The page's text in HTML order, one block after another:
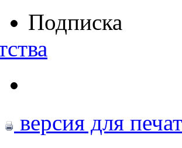
Подписка
версия для